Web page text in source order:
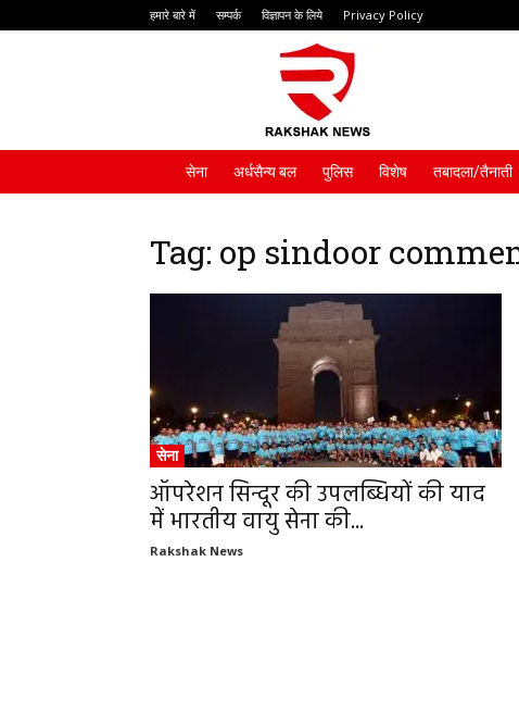
हमारे बारे में सम्पर्क विज्ञापन के लिये Privacy Policy
सेना अर्धसैन्य बल पुलिस विशेष तबादला/तैनाती
Tag: op sindoor
सेना
ऑपरेशन सिन्दूर की उपलब्धियों की याद
में भारतीय वायु सेना की...
Rakshak News